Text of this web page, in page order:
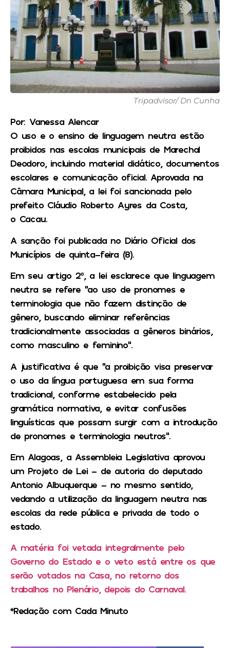
Tripadvisor/ Dn Cunha
Por: Vanessa Alencar
O uso e o ensino de linguagem neutra estão
proibidos nas escolas municipais de Marechal
Deodoro, incluindo material didático, documentos
escolares e comunicação oficial. Aprovada na
Câmara Municipal, a lei foi sancionada pelo
prefeito Cláudio Roberto Ayres da Costa,
o Cacau.
A sanção foi publicada no Diário Oficial dos
Municípios de quinta-feira (8).
Em seu artigo 2º, a lei esclarece que linguagem
neutra se refere “ao uso de pronomes e
terminologia que não fazem distinção de
gênero, buscando eliminar referências
tradicionalmente associadas a gêneros binários,
como masculino e feminino”.
A justificativa é que “a proibição visa preservar
o uso da língua portuguesa em sua forma
tradicional, conforme estabelecido pela
gramática normativa, e evitar confusões
linguísticas que possam surgir com a introdução
de pronomes e terminologia neutros”.
Em Alagoas, a Assembleia Legislativa aprovou
um Projeto de Lei – de autoria do deputado
Antonio Albuquerque – no mesmo sentido,
vedando a utilização da linguagem neutra nas
escolas da rede pública e privada de todo o
estado.
A matéria foi vetada integralmente pelo
Governo do Estado e o veto está entre os que
serão votados na Casa, no retorno dos
trabalhos no Plenário, depois do Carnaval.
*Redação com Cada Minuto